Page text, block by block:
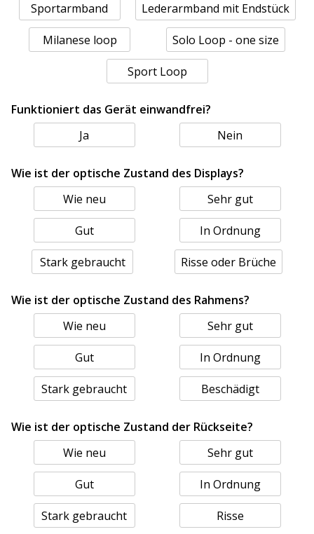
Sportarmband Lederarmband mit Endstück
Milanese loop Solo Loop - one size
Sport Loop
Funktioniert das Gerät einwandfrei?
Ja
Nein
Wie ist der optische Zustand des Displays?
Wie neu
Sehr gut
Gut In Ordnung
Stark gebraucht Risse oder Brüche
Wie ist der optische Zustand des Rahmens?
Wie neu
Sehr gut
Gut In Ordnung
Stark gebraucht Beschädigt
Wie ist der optische Zustand der Rückseite?
Wie neu
Sehr gut
Gut In Ordnung
Stark gebraucht Risse